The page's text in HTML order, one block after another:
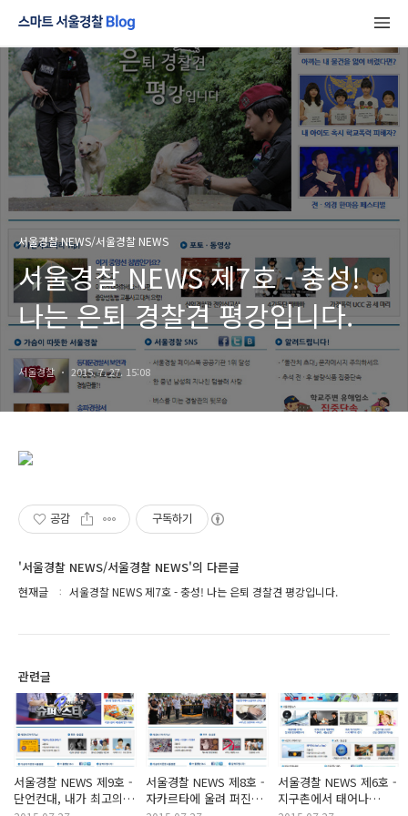
서울경찰 NEWS/서울경찰 NEWS
서울경찰 NEWS 제7호 - 충성!
나는 은퇴 경찰견 평강입니다.
서울경찰 2015. 7. 27. 15:08
공감 구독하기
'서울경찰 NEWS/서울경찰 NEWS'의 다른글
현재글 서울경찰 NEWS 제7호 - 충성! 나는 은퇴 경찰견 평강입니다.
관련글
서울경찰 NEWS 제9호 -
단언컨대, 내가 최고의
서울경찰 NEWS 제8호 -
자카르타에 울려 퍼진
서울경찰 NEWS 제6호 -
지구촌에서 태어나